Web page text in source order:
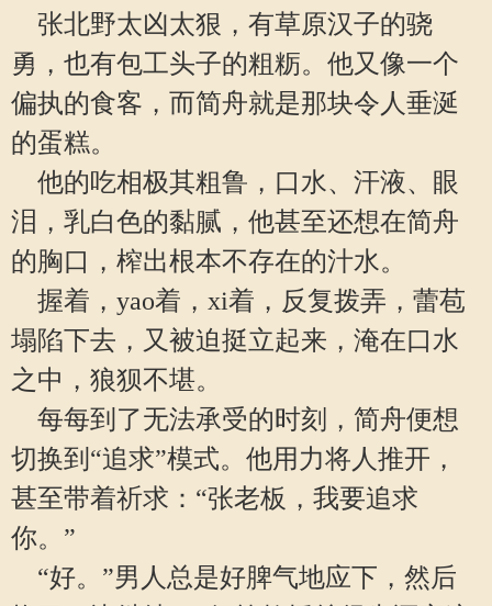
张北野太凶太狠，有草原汉子的骁
勇，也有包工头子的粗粝。他又像一个
偏执的食客，而简舟就是那块令人垂涎
的蛋糕。
他的吃相极其粗鲁，口水、汗液、眼
泪，乳白色的黏腻，他甚至还想在简舟
的胸口，榨出根本不存在的汁水。
握着，yao着，xi着，反复拨弄，蕾苞
塌陷下去，又被迫挺立起来，淹在口水
之中，狼狈不堪。
每每到了无法承受的时刻，简舟便想
切换到“追求”模式。他用力将人推开，
甚至带着祈求：“张老板，我要追求
你。”
“好。”男人总是好脾气地应下，然后